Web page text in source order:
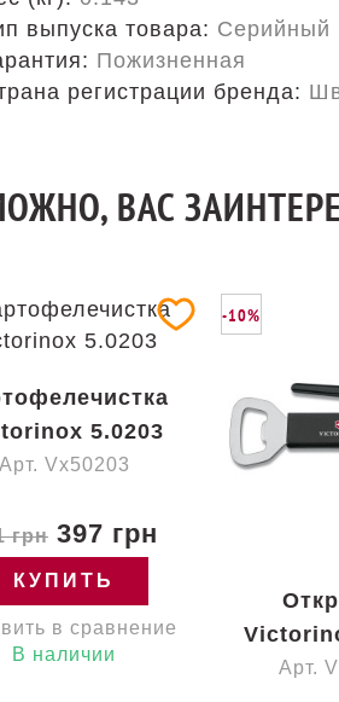
выпуска товара: Серийный
Пожизненная
регистрации бренда:
ВАС
5.0203
Арт. Vx50203
грн 397 грн
КУПИТЬ
в сравнение
В наличии
-10%
Арт.